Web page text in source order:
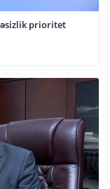
prioritet